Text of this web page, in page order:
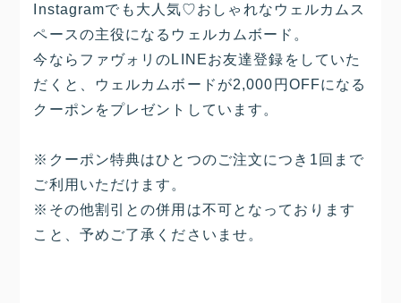
Instagramでも大人気♡おしゃれなウェルカムス
ペースの主役になるウェルカムボード。
今ならファヴォリのLINEお友達登録をしていた
だくと、ウェルカムボードが2,000円OFFになる
クーポンをプレゼントしています。
※クーポン特典はひとつのご注文につき1回まで
ご利用いただけます。
※その他割引との併用は不可となっております
こと、予めご了承くださいませ。